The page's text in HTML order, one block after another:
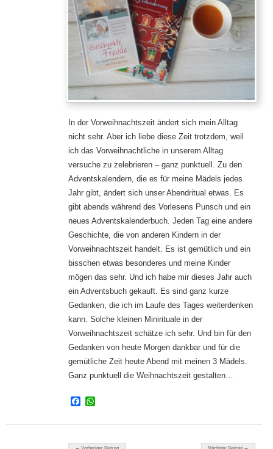
In der Vorweihnachtszeit ändert sich mein Alltag
nicht sehr. Aber ich liebe diese Zeit trotzdem, weil
ich das Vorweihnachtliche in unserem Alltag
versuche zu zelebrieren – ganz punktuell. Zu den
Adventskalendern, die es für meine Mädels jedes
Jahr gibt, ändert sich unser Abendritual etwas. Es
gibt abends während des Vorlesens Punsch und ein
neues Adventskalenderbuch. Jeden Tag eine andere
Geschichte, die von anderen Kindern in der
Vorweihnachtszeit handelt. Es ist gemütlich und ein
bisschen etwas besonderes und meine Kinder
mögen das sehr. Und ich habe mir dieses Jahr auch
ein Adventsbuch gekauft. Es sind ganz kurze
Gedanken, die ich im Laufe des Tages weiterdenken
kann. Solche kleinen Minirituale in der
Vorweihnachtszeit schätze ich sehr. Und bin für den
Gedanken von heute Morgen dankbar und für die
gemütliche Zeit heute Abend mit meinen 3 Mädels.
Ganz punktuell die Weihnachtszeit gestalten…
Facebook
WhatsApp
Beitragsnavigation